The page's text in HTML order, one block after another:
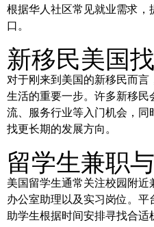
根据华人社区常见就业需求，
口。
新移民美国
对于刚来到美国的新移民而
生活的重要一步。许多新移
流、服务行业等入门机会，
找更长期的发展方向。
留学生兼职
美国留学生通常关注校园附近
办公室助理以及实习岗位。
助学生根据时间安排寻找合适